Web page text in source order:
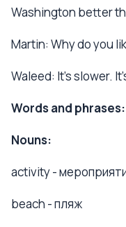
Washington better
Martin: Why do you
Waleed: It's slower.
Words and phrases:
Nouns:
activity -
beach - пляж